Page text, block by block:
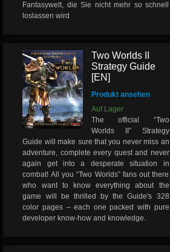
Fantasywelt, die Sie nicht mehr so schnell
loslassen wird
Two Worlds II
Strategy Guide
[EN]
Produkt ansehen
Auf Lager
The official “Two
Worlds II” Strategy
Guide will make sure that you never miss an
adventure, complete every quest and never
again get into a desperate situation in
combat! All you “Two Worlds” fans out there
who want to know everything about the
game will be thrilled by the Guide's 328
color pages – each one packed with pure
developer know-how and knowledge.